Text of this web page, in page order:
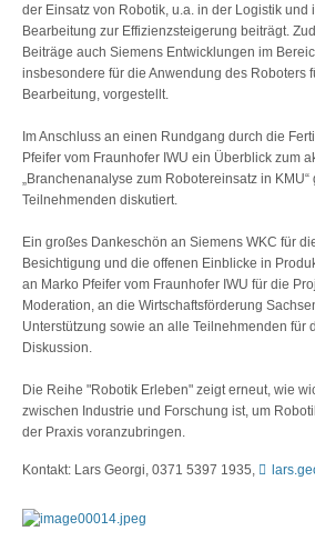
der Einsatz von Robotik, u.a. in der Logistik und
Bearbeitung zur Effizienzsteigerung beiträgt.
Beiträge auch Siemens Entwicklungen im
insbesondere für die Anwendung des Roboters
Bearbeitung, vorgestellt.
Im Anschluss an einen Rundgang durch die
Pfeifer vom Fraunhofer IWU ein Überblick zum
„Branchenanalyse zum Robotereinsatz in
Teilnehmenden diskutiert.
Ein großes Dankeschön an Siemens WKC für
Besichtigung und die offenen Einblicke in
an Marko Pfeifer vom Fraunhofer IWU für die
Moderation, an die Wirtschaftsförderung
Unterstützung sowie an alle Teilnehmenden für
Diskussion.
Die Reihe "Robotik Erleben" zeigt erneut, wie
zwischen Industrie und Forschung ist, um
der Praxis voranzubringen.
Kontakt: Lars Georgi, 0371 5397 1935,